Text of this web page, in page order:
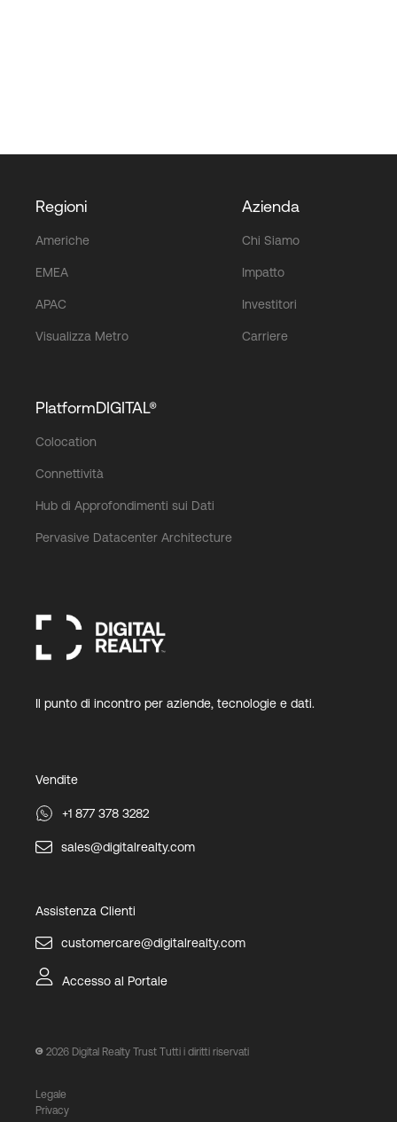
Regioni
Americhe
EMEA
APAC
Visualizza Metro
Azienda
Chi Siamo
Impatto
Investitori
Carriere
PlatformDIGITAL®
Colocation
Connettività
Hub di Approfondimenti sui Dati
Pervasive Datacenter Architecture
Il punto di incontro per aziende, tecnologie e dati.
Vendite
+1 877 378 3282
sales@digitalrealty.com
Assistenza Clienti
customercare@digitalrealty.com
Accesso al Portale
2026 Digital Realty Trust Tutti i diritti riservati
Legale
Privacy